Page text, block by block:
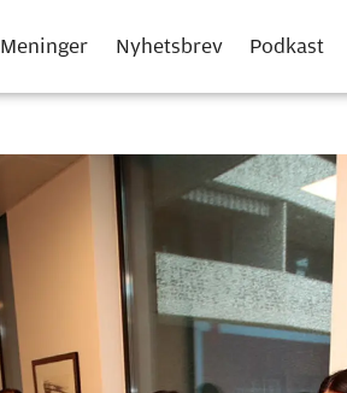
Meninger Nyhetsbrev Podkast